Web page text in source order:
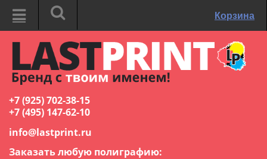
Корзина
+7 (925) 702-38-15
+7 (495) 147-62-10
info@lastprint.ru
Заказать любую полиграфию: